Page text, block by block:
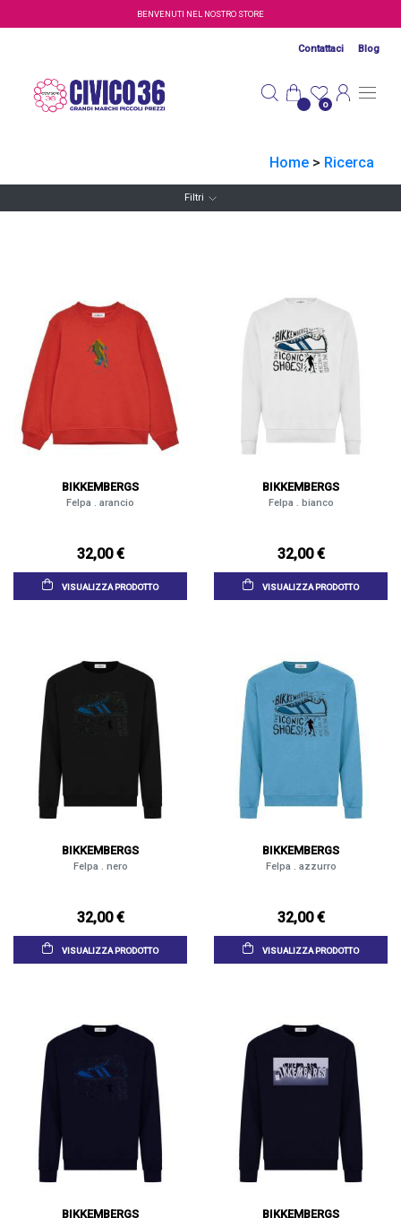
Salta al contenuto principaleBENVENUTI NEL NOSTRO STORE
Contattaci Blog
0
Home > Ricerca
Filtri
BIKKEMBERGS
Felpa . arancio
32,00 €
VISUALIZZA PRODOTTO
BIKKEMBERGS
Felpa . bianco
32,00 €
VISUALIZZA PRODOTTO
BIKKEMBERGS
Felpa . nero
32,00 €
VISUALIZZA PRODOTTO
BIKKEMBERGS
Felpa . azzurro
32,00 €
VISUALIZZA PRODOTTO
BIKKEMBERGS BIKKEMBERGS